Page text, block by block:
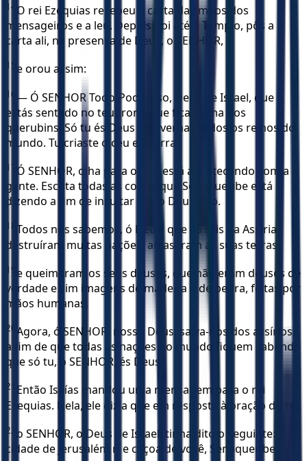
14 O rei Ezequias recebeu a carta das mãos dos
mensageiros e a leu. Depois, foi até o Templo, pôs a
carta ali, na presença de Deus, o SENHOR,
15 e orou assim:
16 — Ó SENHOR Todo-Poderoso, Deus de Israel, que
estás sentado no teu trono que fica acima dos
querubins! Só tu és Deus e governas todos os reinos do
mundo. Tu criaste o céu e a terra.
17 Ó SENHOR, olha para o que está acontecendo com a
gente. Escuta todas as coisas que Senaqueribe está
dizendo a fim de insultar a ti, o Deus vivo.
18 Todos nós sabemos, ó Deus, que os reis da Assíria
destruíram muitas nações, arrasaram as suas terras
19 e queimaram os seus deuses, que não eram deuses de
verdade e sim imagens de madeira e de pedra, feitas por
mãos humanas.
20 Agora, ó SENHOR, nosso Deus, salva-nos dos assírios,
a fim de que todas as nações do mundo fiquem sabendo
que só tu, ó SENHOR, és Deus.
21
Então Isaías mandou uma mensagem para o rei
Ezequias. Nela, ele dizia que em resposta à oração do rei,
22 o SENHOR, o Deus de Israel, tinha dito o seguinte: “A
cidade de Jerusalém ri e caçoa de você, Senaqueribe.